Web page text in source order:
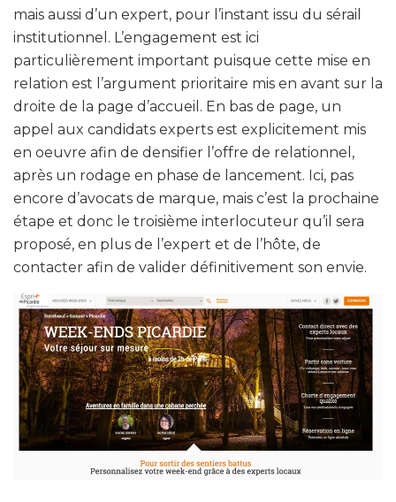
mais aussi d’un expert, pour l’instant issu du sérail
institutionnel. L’engagement est ici
particulièrement important puisque cette mise en
relation est l’argument prioritaire mis en avant sur la
droite de la page d’accueil. En bas de page, un
appel aux candidats experts est explicitement mis
en oeuvre afin de densifier l’offre de relationnel,
après un rodage en phase de lancement. Ici, pas
encore d’avocats de marque, mais c’est la prochaine
étape et donc le troisième interlocuteur qu’il sera
proposé, en plus de l’expert et de l’hôte, de
contacter afin de valider définitivement son envie.